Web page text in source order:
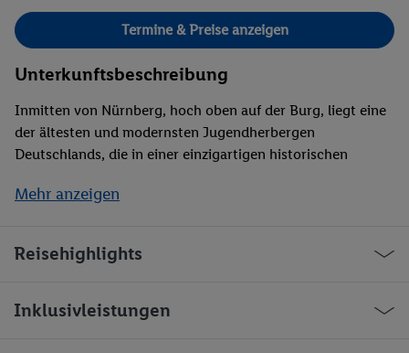
Bild 1 von 22.
Termine & Preise anzeigen
Unterkunftsbeschreibung
Inmitten von Nürnberg, hoch oben auf der Burg, liegt eine
der ältesten und modernsten Jugendherbergen
Deutschlands, die in einer einzigartigen historischen
Gehminuten vom Stadtzentrum entfernt, bietet sie eine
ein Bistro zum Entspannen einladen. Ausstattung: 24h
Spieleverleih, Wlan in öffentlichen Raum,
Mehr anzeigen
Reisehighlights
Inklusivleistungen